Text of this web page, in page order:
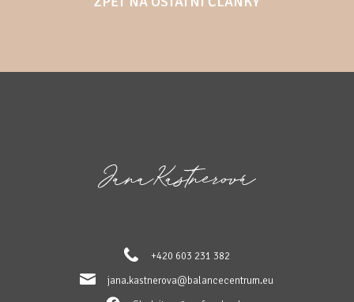
+420 603 231 382
jana.kastnerova@balancecentrum.eu